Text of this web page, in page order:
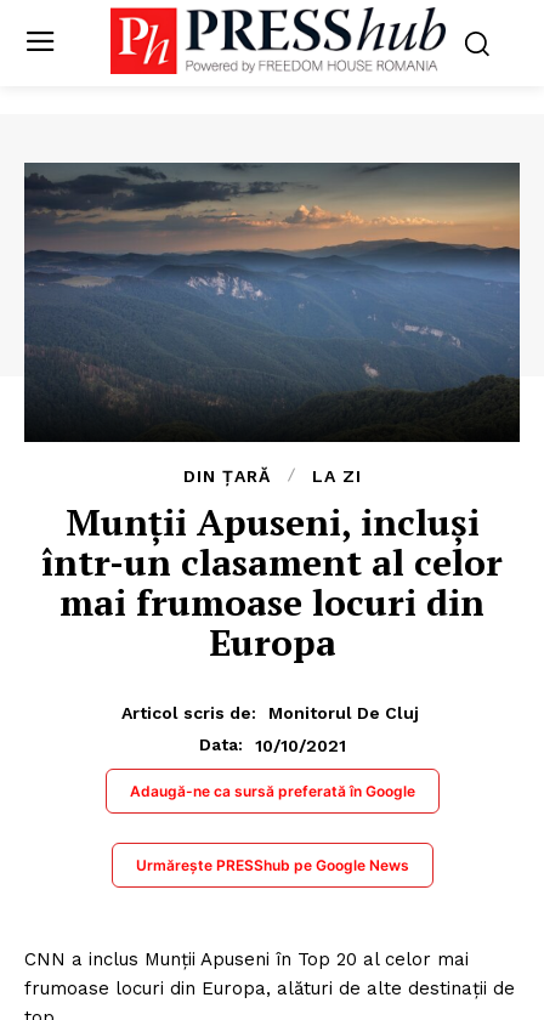
DIN ȚARĂ LA ZI
Munții Apuseni, incluși
într-un clasament al celor
mai frumoase locuri din
Europa
Articol scris de:
Monitorul De Cluj
Data:
10/10/2021
Adaugă-ne ca sursă preferată în Google
Urmărește PRESShub pe Google News
CNN a inclus Munții Apuseni în Top 20 al celor mai
frumoase locuri din Europa, alături de alte destinații de